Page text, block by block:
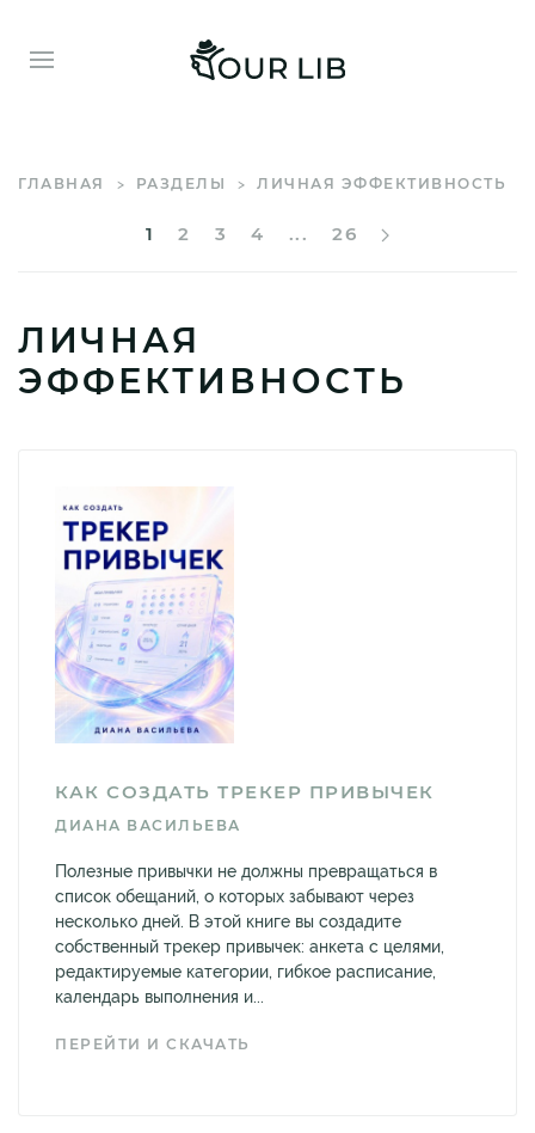
ГЛАВНАЯ РАЗДЕЛЫ ЛИЧНАЯ ЭФФЕКТИВНОСТЬ
1 2 3 4 ... 26
ЛИЧНАЯ
ЭФФЕКТИВНОСТЬ
КАК СОЗДАТЬ ТРЕКЕР ПРИВЫЧЕК
ДИАНА ВАСИЛЬЕВА
Полезные привычки не должны превращаться в
список обещаний, о которых забывают через
несколько дней. В этой книге вы создадите
собственный трекер привычек: анкета с целями,
редактируемые категории, гибкое расписание,
календарь выполнения и...
ПЕРЕЙТИ И СКАЧАТЬ